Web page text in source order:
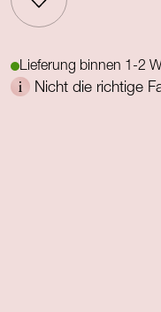
Lieferung binnen 1-2
Nicht die richtige